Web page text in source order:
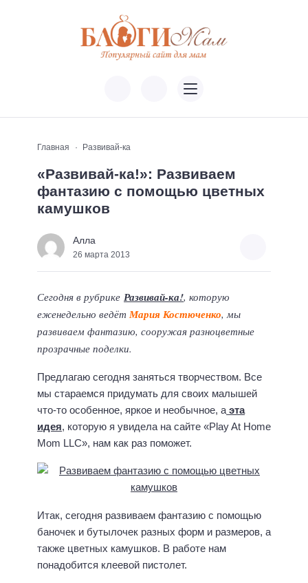
Главная Развивай-ка
«Развивай-ка!»: Развиваем
фантазию с помощью цветных
камушков
Алла
26 марта 2013
Сегодня в рубрике Развивай-ка!, которую
еженедельно ведёт Мария Костюченко, мы
развиваем фантазию, сооружая разноцветные
прозрачные поделки.
Предлагаю сегодня заняться творчеством. Все
мы стараемся придумать для своих малышей
что-то особенное, яркое и необычное, а эта
идея, которую я увидела на сайте «Play At Home
Mom LLC», нам как раз поможет.
Итак, сегодня развиваем фантазию с помощью
баночек и бутылочек разных форм и размеров, а
также цветных камушков. В работе нам
понадобится клеевой пистолет.